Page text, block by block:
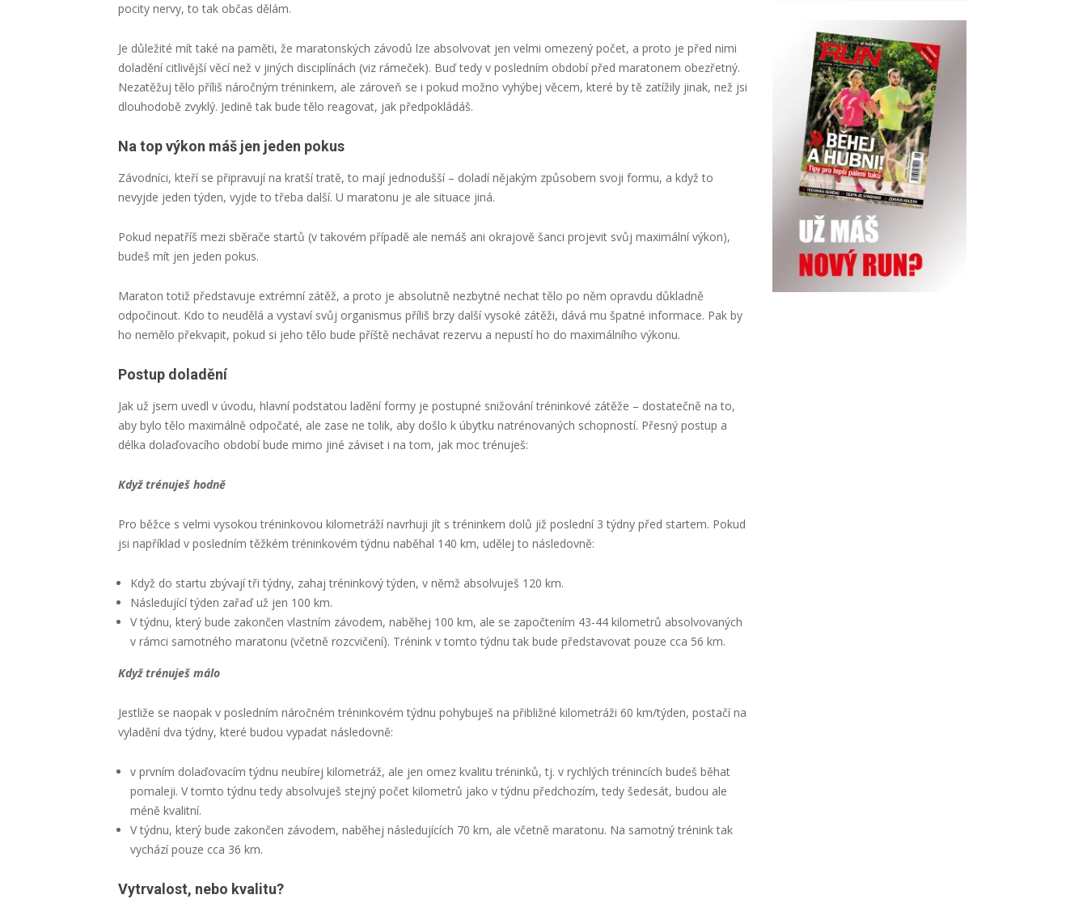
pocity nervy, to tak občas dělám.
Je důležité mít také na paměti, že maratonských závodů lze absolvovat jen velmi omezený počet, a proto je před nimi
doladění citlivější věcí než v jiných disciplínách (viz rámeček). Buď tedy v posledním období před maratonem obezřetný.
Nezatěžuj tělo příliš náročným tréninkem, ale zároveň se i pokud možno vyhýbej věcem, které by tě zatížily jinak, než jsi
dlouhodobě zvyklý. Jedině tak bude tělo reagovat, jak předpokládáš.
Na top výkon máš jen jeden pokus
Závodníci, kteří se připravují na kratší tratě, to mají jednodušší – doladí nějakým způsobem svoji formu, a když to
nevyjde jeden týden, vyjde to třeba další. U maratonu je ale situace jiná.
Pokud nepatříš mezi sběrače startů (v takovém případě ale nemáš ani okrajově šanci projevit svůj maximální výkon),
budeš mít jen jeden pokus.
Maraton totiž představuje extrémní zátěž, a proto je absolutně nezbytné nechat tělo po něm opravdu důkladně
odpočinout. Kdo to neudělá a vystaví svůj organismus příliš brzy další vysoké zátěži, dává mu špatné informace. Pak by
ho nemělo překvapit, pokud si jeho tělo bude příště nechávat rezervu a nepustí ho do maximálního výkonu.
Postup doladění
Jak už jsem uvedl v úvodu, hlavní podstatou ladění formy je postupné snižování tréninkové zátěže – dostatečně na to,
aby bylo tělo maximálně odpočaté, ale zase ne tolik, aby došlo k úbytku natrénovaných schopností. Přesný postup a
délka dolaďovacího období bude mimo jiné záviset i na tom, jak moc trénuješ:
Když trénuješ hodně
Pro běžce s velmi vysokou tréninkovou kilometráží navrhuji jít s tréninkem dolů již poslední 3 týdny před startem. Pokud
jsi například v posledním těžkém tréninkovém týdnu naběhal 140 km, udělej to následovně:
Když do startu zbývají tři týdny, zahaj tréninkový týden, v němž absolvuješ 120 km.
Následující týden zařaď už jen 100 km.
V týdnu, který bude zakončen vlastním závodem, naběhej 100 km, ale se započtením 43-44 kilometrů absolvovaných
v rámci samotného maratonu (včetně rozcvičení). Trénink v tomto týdnu tak bude představovat pouze cca 56 km.
Když trénuješ málo
Jestliže se naopak v posledním náročném tréninkovém týdnu pohybuješ na přibližné kilometráži 60 km/týden, postačí na
vyladění dva týdny, které budou vypadat následovně:
v prvním dolaďovacím týdnu neubírej kilometráž, ale jen omez kvalitu tréninků, tj. v rychlých trénincích budeš běhat
pomaleji. V tomto týdnu tedy absolvuješ stejný počet kilometrů jako v týdnu předchozím, tedy šedesát, budou ale
méně kvalitní.
V týdnu, který bude zakončen závodem, naběhej následujících 70 km, ale včetně maratonu. Na samotný trénink tak
vychází pouze cca 36 km.
Vytrvalost, nebo kvalitu?